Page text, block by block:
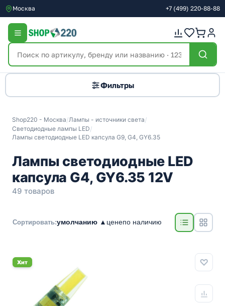
Москва +7 (499) 220-88-88
Фильтры
Shop220 - Москва/Лампы - источники света/
Светодиодные лампы LED/
Лампы светодиодные LED капсула G9, G4, GY6.35
Лампы светодиодные LED
капсула G4, GY6.35 12V
49 товаров
Сортировать:умолчанию ▲ ценепо наличию
Хит